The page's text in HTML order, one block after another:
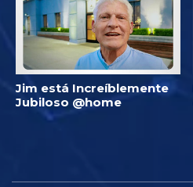
Jim está Increíblemente
Jubiloso @home